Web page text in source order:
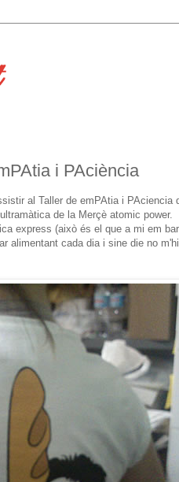
i PAciència
al Taller de emPAtia i PAciencia
de la Merçè atomic power.
express (això és el que a mi em
alimentant cada dia i sine die no